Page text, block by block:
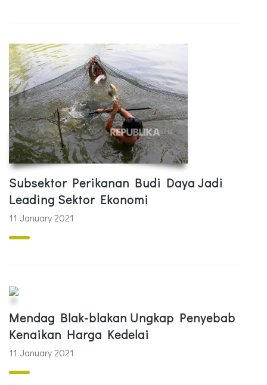
Subsektor Perikanan Budi Daya Jadi
Leading Sektor Ekonomi
11 January 2021
Mendag Blak-blakan Ungkap Penyebab
Kenaikan Harga Kedelai
11 January 2021